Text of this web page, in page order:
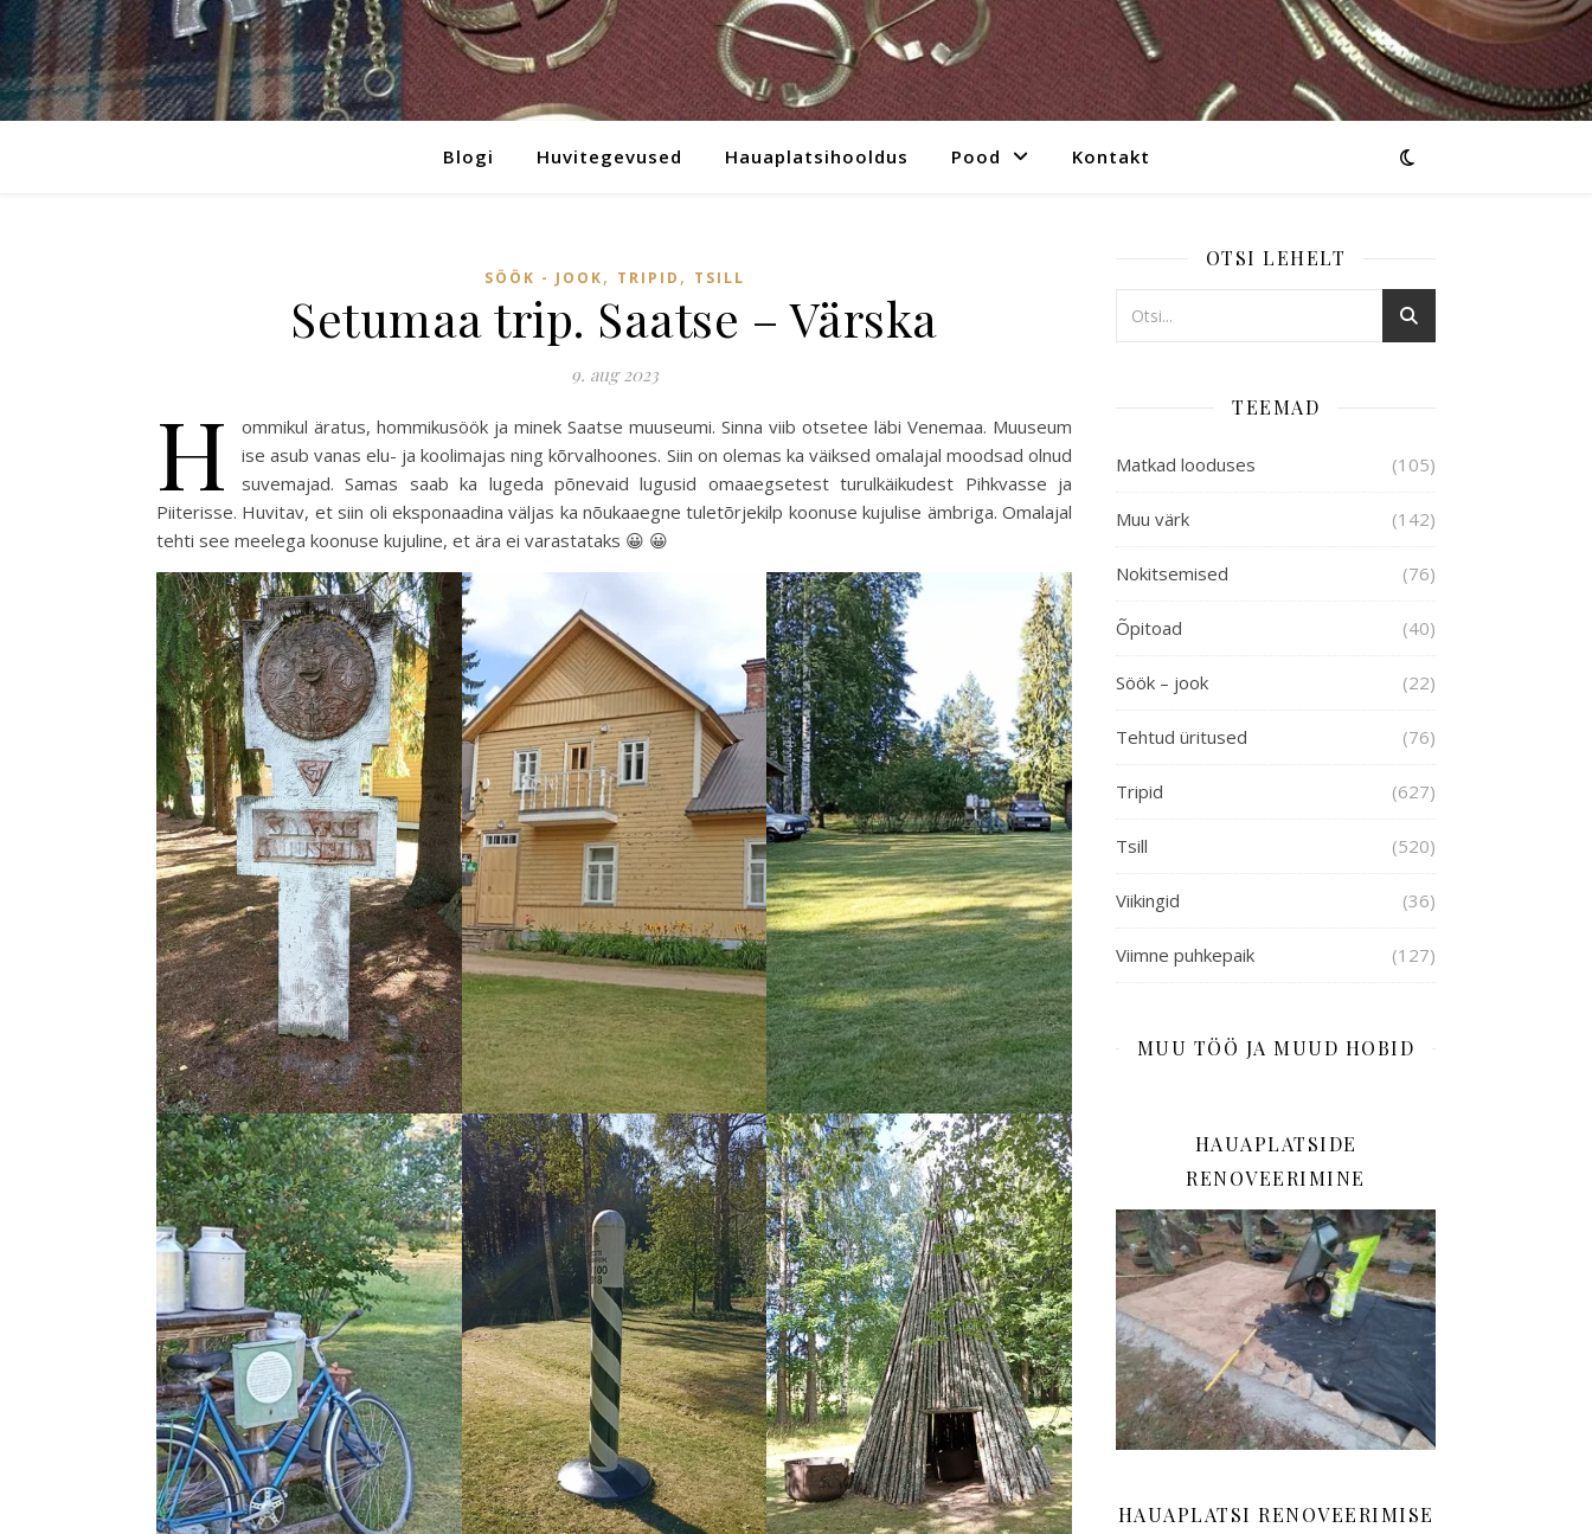
Blogi Huvitegevused Hauaplatsihooldus Pood Kontakt
SÖÖK - JOOK, TRIPID , TSILL
Setumaa trip. Saatse – Värska
9. aug 2023
H
ommikul äratus, hommikusöök ja minek Saatse muuseumi. Sinna viib otsetee läbi Venemaa. Muuseum
ise asub vanas elu- ja koolimajas ning kõrvalhoones. Siin on olemas ka väiksed omalajal moodsad olnud
suvemajad. Samas saab ka lugeda põnevaid lugusid omaaegsetest turulkäikudest Pihkvasse ja
Piiterisse. Huvitav, et siin oli eksponaadina väljas ka nõukaaegne tuletõrjekilp koonuse kujulise ämbriga. Omalajal
tehti see meelega koonuse kujuline, et ära ei varastataks 😀 😀
OTSI LEHELT
TEEMAD
Matkad looduses (105)
Muu värk (142)
Nokitsemised (76)
Õpitoad (40)
Söök – jook (22)
Tehtud üritused (76)
Tripid (627)
Tsill (520)
Viikingid (36)
Viimne puhkepaik (127)
MUU TÖÖ JA MUUD HOBID
HAUAPLATSIDE
RENOVEERIMINE
HAUAPLATSI RENOVEERIMISE